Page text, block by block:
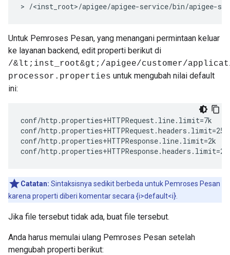
> /<inst_root>/apigee/apigee-service/bin/apigee-
Untuk Pemroses Pesan, yang menangani permintaan keluar
ke layanan backend, edit properti berikut di
/&lt;inst_root&gt;/apigee/customer/
processor.properties untuk mengubah nilai default
ini:
conf/http.properties+HTTPRequest.line.limit=7k
conf/
conf/http.properties+HTTPResponse.line.limit=2k
conf/
Catatan: Sintaksisnya sedikit berbeda untuk Pemroses Pesan
karena properti diberi komentar secara {i>default<i}.
Jika file tersebut tidak ada, buat file tersebut.
Anda harus memulai ulang Pemroses Pesan setelah
mengubah properti berikut: